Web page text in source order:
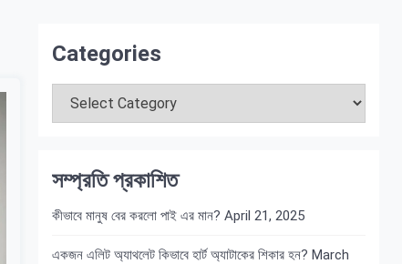
Categories
সম্প্রতি প্রকাশিত
কীভাবে মানুষ বের করলো পাই এর মান? April 21, 2025
একজন এলিট অ্যাথলেট কিভাবে হার্ট অ্যাটাকের শিকার হন? March